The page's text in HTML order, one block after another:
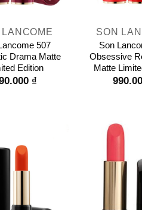
507
Drama Matte
Edition
₫
SON
Son
Obsessive
Matte